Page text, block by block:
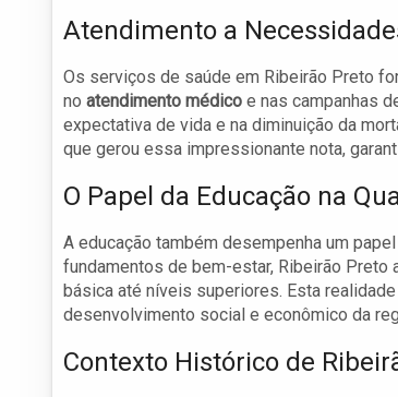
Atendimento a
Os serviços de saúde em Ribeirão Preto
no atendimento médico e nas campanhas
expectativa de vida e na diminuição da
que gerou essa impressionante nota,
O Papel da Educação na
A educação também desempenha um
fundamentos de bem-estar, Ribeirão
básica até níveis superiores. Esta
desenvolvimento social e econômico da
Contexto Histórico de